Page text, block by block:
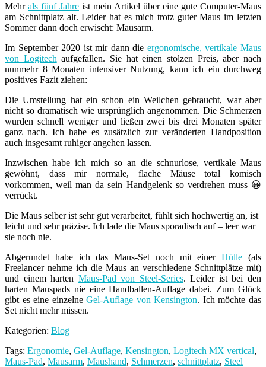
Mehr als fünf Jahre ist mein Artikel über eine gute Computer-Maus
am Schnittplatz alt. Leider hat es mich trotz guter Maus im letzten
Sommer dann doch erwischt: Mausarm.
Im September 2020 ist mir dann die ergonomische, vertikale Maus
von Logitech aufgefallen. Sie hat einen stolzen Preis, aber nach
nunmehr 8 Monaten intensiver Nutzung, kann ich ein durchweg
positives Fazit ziehen:
Die Umstellung hat ein schon ein Weilchen gebraucht, war aber
nicht so dramatisch wie ursprünglich angenommen. Die Schmerzen
wurden schnell weniger und ließen zwei bis drei Monaten später
ganz nach. Ich habe es zusätzlich zur veränderten Handposition
auch insgesamt ruhiger angehen lassen.
Inzwischen habe ich mich so an die schnurlose, vertikale Maus
gewöhnt, dass mir normale, flache Mäuse total komisch
vorkommen, weil man da sein Handgelenk so verdrehen muss 😀
verrückt.
Die Maus selber ist sehr gut verarbeitet, fühlt sich hochwertig an, ist
leicht und sehr präzise. Ich lade die Maus sporadisch auf – leer war
sie noch nie.
Abgerundet habe ich das Maus-Set noch mit einerHülle (als
Freelancer nehme ich die Maus an verschiedene Schnittplätze mit)
und einem harten Maus-Pad von Steel-Series. Leider ist bei den
harten Mauspads nie eine Handballen-Auflage dabei. Zum Glück
gibt es eine einzelneGel-Auflage von Kensington. Ich möchte das
Set nicht mehr missen.
Kategorien: Blog
Tags: Ergonomie, Gel-Auflage, Kensington, Logitech MX vertical,
Maus-Pad, Mausarm, Maushand, Schmerzen, schnittplatz, Steel